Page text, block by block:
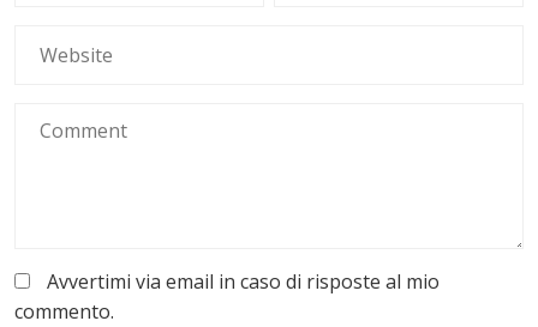
Avvertimi via email in caso di risposte al mio
commento.